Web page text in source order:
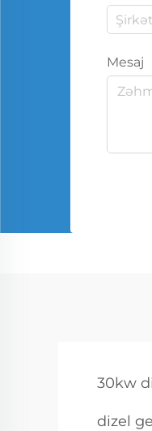
Mesaj
30kw
dizel